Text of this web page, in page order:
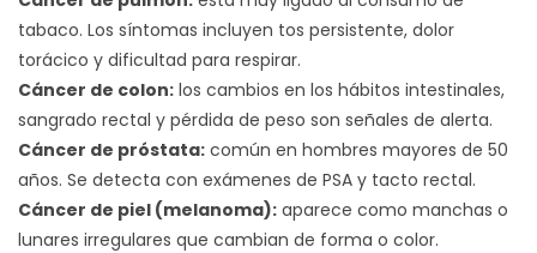
tabaco. Los síntomas incluyen tos persistente, dolor
torácico y dificultad para respirar.
Cáncer de colon: los cambios en los hábitos intestinales,
sangrado rectal y pérdida de peso son señales de alerta.
Cáncer de próstata: común en hombres mayores de 50
años. Se detecta con exámenes de PSA y tacto rectal.
Cáncer de piel (melanoma): aparece como manchas o
lunares irregulares que cambian de forma o color.